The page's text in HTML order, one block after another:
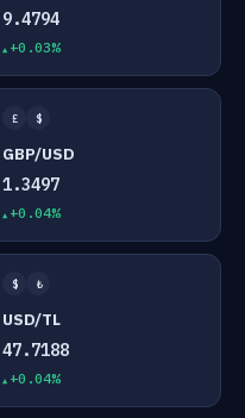
9.4794
+0.03%
£ $
GBP/USD
1.3497
+0.04%
$ ₺
USD/TL
47.7188
+0.04%